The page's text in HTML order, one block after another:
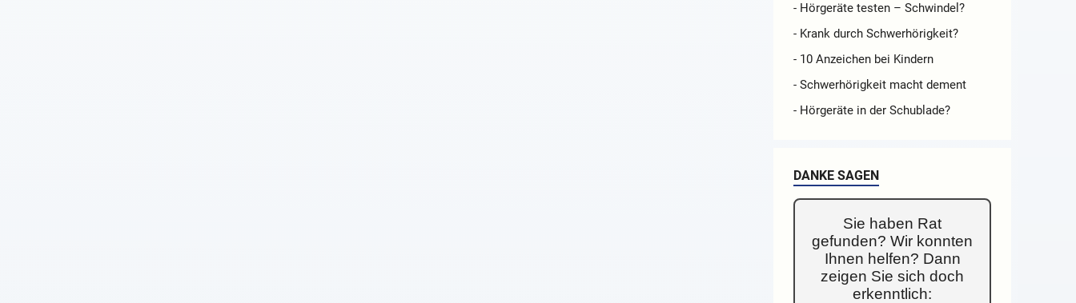
- Hörgeräte testen – Schwindel?
- Krank durch Schwerhörigkeit?
- 10 Anzeichen bei Kindern
- Schwerhörigkeit macht dement
- Hörgeräte in der Schublade?
DANKE SAGEN
Sie haben Rat
gefunden? Wir konnten
Ihnen helfen? Dann
zeigen Sie sich doch
erkenntlich: